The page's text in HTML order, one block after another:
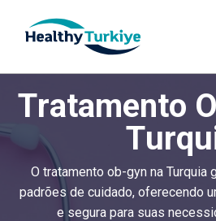
p
t
t
Tratamento
O tratamento ob-gyn na Turquia
padrões de cuidado, oferecendo
e segura para suas